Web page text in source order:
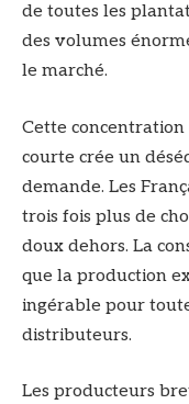
de toutes les
des volumes
le marché.
Cette
courte crée un
demande. Les
trois fois plus de
doux dehors. La
que la production
ingérable pour
distributeurs.
Les producteurs